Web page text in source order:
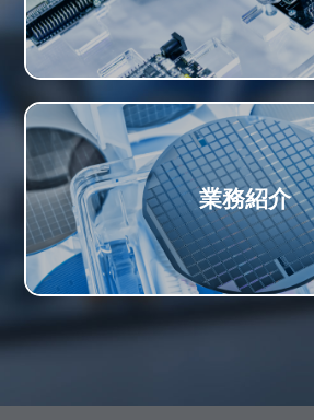
業務紹介